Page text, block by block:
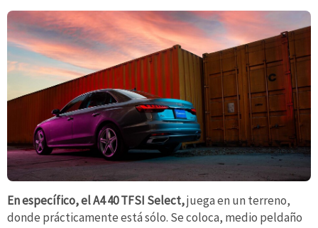
En específico, el A4 40 TFSI Select,juega en un terreno,
donde prácticamente está sólo. Se coloca, medio peldaño